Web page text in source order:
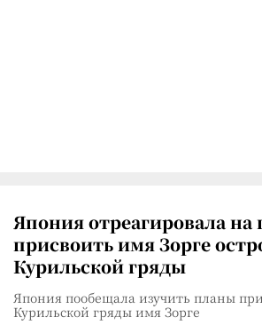
Япония отреагировала
присвоить имя Зорге
Курильской гряды
Япония пообещала изучить планы
Курильской гряды имя Зорге